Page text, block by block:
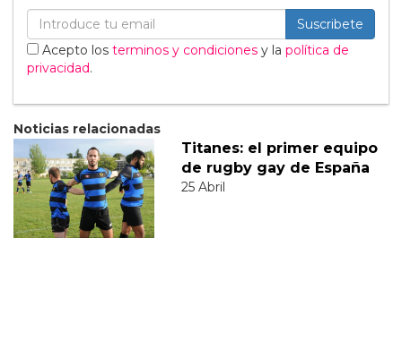
Suscribete
Acepto los terminos y condiciones y la política de
privacidad.
Noticias relacionadas
Titanes: el primer equipo
de rugby gay de España
25 Abril